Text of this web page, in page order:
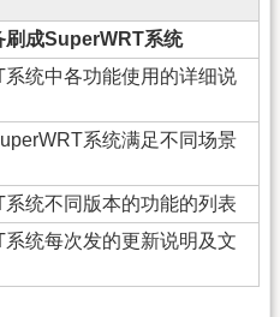
刷成SuperWRT系统
系统中各功能使用的详细说
系统满足不同场景
系统不同版本的功能的列表
系统每次发的更新说明及文